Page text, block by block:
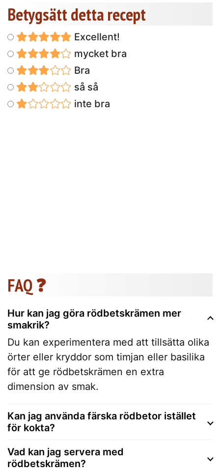
Betygsätt detta recept
Excellent!
mycket bra
Bra
så så
inte bra
FAQ ❓
Hur kan jag göra rödbetskrämen mer
smakrik?
Du kan experimentera med att tillsätta olika
örter eller kryddor som timjan eller basilika
för att ge rödbetskrämen en extra
dimension av smak.
Kan jag använda färska rödbetor istället
för kokta?
Vad kan jag servera med
rödbetskrämen?